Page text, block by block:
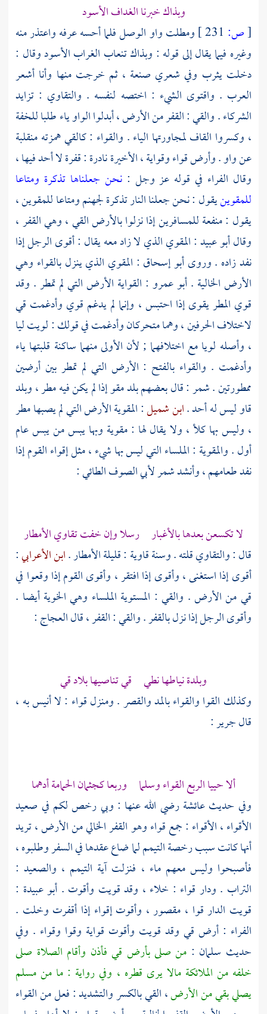
وبذاك خبرنا الغداف الأسود
[ص:
ومطلت واو الوصل فلما أحسه عرفه واعتذر منه
وغيره فيما يقال إلى قوله : وبذاك تنعاب الغراب الأسود وقال :
دخلتيثرب وفي شعري صنعة ، ثم خرجت منها وأنا أشعر
العرب . واقتوى الشيء : اختصه لنفسه . والتقاوي : تزايد
الشركاء . والقي : القفر من الأرض ، أبدلوا الواو ياء طلبا للخفة
، وكسروا القاف لمجاورتها الياء . والقواء : كالقي همزته منقلبة
عن واو . وأرض قواء وقواية ، الأخيرة نادرة : قفرة لا أحد فيها ،
وقال الفراء في قوله عز وجل :نحن جعلناها تذكرة ومتاعا
للمقوينيقول : نحن جعلنا النار تذكرة لجهنم ومتاعا للمقوين ،
يقول : منفعة للمسافرين إذا نزلوا بالأرض القي ، وهي القفر ،
وقالأبو عبيد: المقوي الذي لا زاد معه يقال : أقوى الرجل إذا
نفد زاده . وروىأبو إسحاق : المقوي الذي ينزل بالقواء وهي
الأرض الخالية .أبو عمرو : القواية الأرض التي لم تمطر . وقد
قوي المطر يقوى إذا احتبس ، وإنما لم يدغم قوي وأدغمت قي
لاختلاف الحرفين ، وهما متحركان وأدغمت في قولك : لويت ليا
، وأصله لويا مع اختلافهما ; لأن الأولى منهما ساكنة قلبتها ياء
وأدغمت . والقواء بالفتح : الأرض التي لم تمطر بين أرضين
ممطورتين .شمر: قال بعضهم بلد مقو إذا لم يكن فيه مطر ، وبلد
قاو ليس له أحد .ابن شميل: المقوية الأرض التي لم يصبها مطر
، وليس بها كلأ ، ولا يقال لها : مقوية وبها يبس من يبس عام
أول . والمقوية : الملساء التي ليس بها شيء ، مثل إقواء القوم إذا
نفد طعامهم ، وأنشدشمرلأبي الصوف الطائي:
لا تكسعن بعدها بالأغبار رسلا وإن خفت تقاوي الأمطار
قال : والتقاوي قلته . وسنة قاوية : قليلة الأمطار .ابن الأعرابي:
أقوى إذا استغنى ، وأقوى إذا افتقر ، وأقوى القوم إذا وقعوا في
قي من الأرض . والقي : المستوية الملساء وهي الخوية أيضا .
وأقوى الرجل إذا نزل بالقفر . والقي : القفر ، قالالعجاج:
وبلدة نياطها نطي قي تناصيها بلاد قي
وكذلك القوا والقواء بالمد والقصر . ومنزل قواء : لا أنيس به ،
قالجرير:
ألا حييا الربع القواء وسلما وربعا كجثمان الحمامة أدهما
وفي حديثعائشةرضي الله عنها : وبي رخص لكم في صعيد
الأقواء ، الأقواء : جمع قواء وهو القفر الخالي من الأرض ، تريد
أنها كانت سبب رخصة التيمم لما ضاع عقدها في السفر وطلبوه ،
فأصبحوا وليس معهم ماء ، فنزلت آية التيمم ، والصعيد :
التراب . ودار قواء : خلاء ، وقد قويت وأقوت . أبو عبيدة :
قويت الدار قوا ، مقصور ، وأقوت إقواء إذا أقفرت وخلت .
الفراء : أرض قي وقد قويت وأقوت قواية وقوا وقواء . وفي
حديث سلمان : من صلى بأرض قي فأذن وأقام الصلاة صلى
خلفه من الملائكة مالا يرى قطره ، وفي رواية : ما من مسلم
يصلي بقي من الأرض، القي بالكسر والتشديد : فعل من القواء